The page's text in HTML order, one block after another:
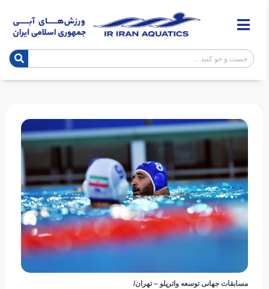
مسابقات جهانی توسعه واترپلو – تهران/